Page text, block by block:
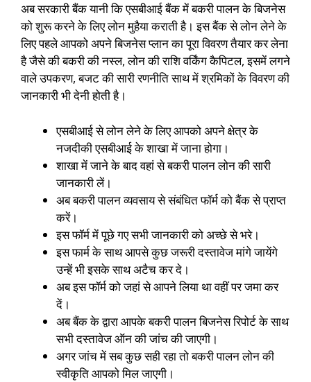
अब सरकारी बैंक यानी कि एसबीआई बैंक में बकरी पालन के बिजनेस
को शुरू करने के लिए लोन मुहैया कराती है। इस बैंक से लोन लेने के
लिए पहले आपको अपने बिजनेस प्लान का पूरा विवरण तैयार कर लेना
है जैसे की बकरी की नस्ल, लोन की राशि वर्किंग कैपिटल, इसमें लगने
वाले उपकरण, बजट की सारी रणनीति साथ में श्रमिकों के विवरण की
जानकारी भी देनी होती है।
एसबीआई से लोन लेने के लिए आपको अपने क्षेत्र के
नजदीकी एसबीआई के शाखा में जाना होगा।
शाखा में जाने के बाद वहां से बकरी पालन लोन की सारी
जानकारी लें।
अब बकरी पालन व्यवसाय से संबंधित फॉर्म को बैंक से प्राप्त
करें।
इस फॉर्म में पूछे गए सभी जानकारी को अच्छे से भरे।
इस फार्म के साथ आपसे कुछ जरूरी दस्तावेज मांगे जायेंगे
उन्हें भी इसके साथ अटैच कर दे।
अब इस फॉर्म को जहां से आपने लिया था वहीं पर जमा कर
दें।
अब बैंक के द्वारा आपके बकरी पालन बिजनेस रिपोर्ट के साथ
सभी दस्तावेज ऑन की जांच की जाएगी।
अगर जांच में सब कुछ सही रहा तो बकरी पालन लोन की
स्वीकृति आपको मिल जाएगी।